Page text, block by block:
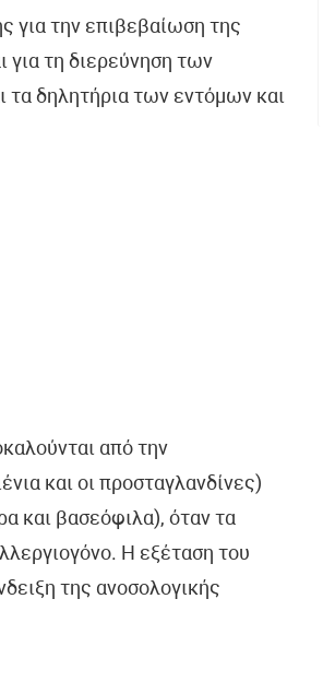
για την επιβεβαίωση της
για τη διερεύνηση των
τα δηλητήρια των εντόμων και
από την
και οι προσταγλανδίνες)
και βασεόφιλα), όταν τα
Η εξέταση του
της ανοσολογικής